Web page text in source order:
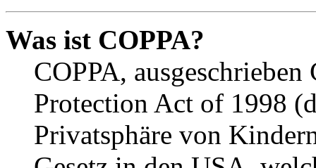
Was ist COPPA?
COPPA,
Protection Act of 1998
Privatsphäre von